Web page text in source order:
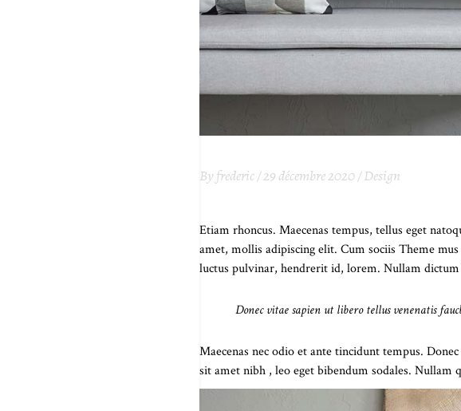
By frederic 29 décembre 2020 Design
Etiam rhoncus. Maecenas tempus, tellus eget
amet, mollis adipiscing elit. Cum sociis Theme
luctus pulvinar, hendrerit id, lorem. Nullam
Donec vitae sapien ut libero tellus venenatis
Maecenas nec odio et ante tincidunt tempus.
sit amet nibh , leo eget bibendum sodales. Nullam